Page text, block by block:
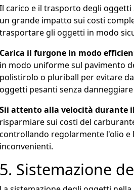
Il carico e il trasporto degli
un grande impatto sui costi
trasportare gli oggetti in modo
Carica il furgone in modo
in modo uniforme sul pavimento
polistirolo o pluriball per evitare
oggetti pesanti senza
Sii attento alla velocità durante
risparmiare sui costi del
controllando regolarmente l'olio e
inconvenienti.
5. Sistemazione